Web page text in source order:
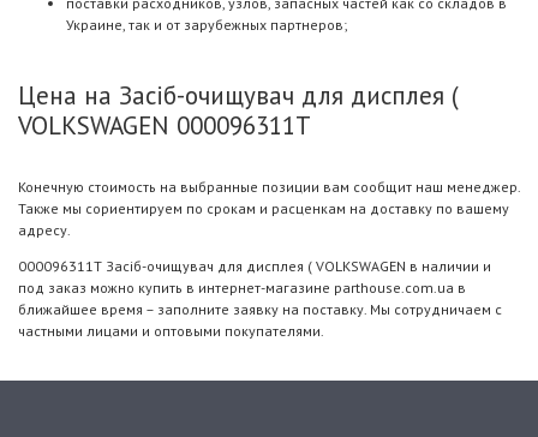
Украине, так и от зарубежных партнеров;
Цена на Засiб-очищувач для дисплея (
VOLKSWAGEN 000096311T
Конечную стоимость на выбранные позиции вам сообщит наш менеджер.
Также мы сориентируем по срокам и расценкам на доставку по вашему
адресу.
000096311T Засiб-очищувач для дисплея ( VOLKSWAGEN в наличии и
под заказ можно купить в интернет-магазине parthouse.com.ua в
ближайшее время – заполните заявку на поставку. Мы сотрудничаем с
частными лицами и оптовыми покупателями.